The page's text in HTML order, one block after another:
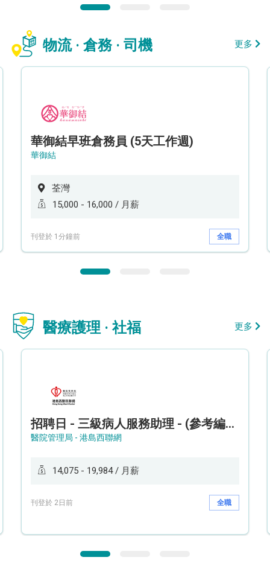
物流 · 倉務 · 司機 更多
華御結早班倉務員 (5天工作週)
華御結
荃灣
15,000 - 16,000 / 月薪
刊登於 1分鐘前 全職
醫療護理 · 社福 更多
招聘日 - 三級病人服務助理 - (參考編號: HKWCS260107)
醫院管理局 - 港島西聯網
14,075 - 19,984 / 月薪
刊登於 2日前 全職